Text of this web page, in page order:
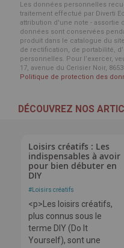
Les données personnelles
traitement effectué par Diverti
attribution d'une note - assortie
données sont conservées
produit dans le catalogue du
de rectification, de portabilité,
personnelles. Pour l’exercer,
17, avenue du Cerisier Noir,
Politique de protection des
DÉCOUVREZ NOS
Loisirs créatifs : Les
indispensables à avoir
pour bien débuter en
DIY
#Loisirs créatifs
<p>Les loisirs créatifs,
plus connus sous le
terme DIY (Do It
Yourself), sont une